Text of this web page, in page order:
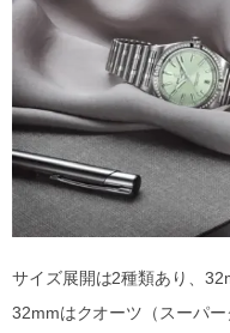
サイズ展開は2種類あり、
32mmはクオーツ（スーパ